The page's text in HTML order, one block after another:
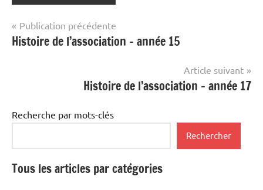
Navigation
de
Publication précédente
Histoire de l’association – année 15
Article suivant
Histoire de l’association – année 17
Recherche par mots-clés
Rechercher
Tous les articles par catégories